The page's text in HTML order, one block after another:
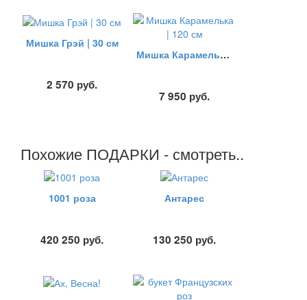
Мишка Грэй | 30 см
2 570 руб.
Мишка Карамелька | 120 см
7 950 руб.
Похожие ПОДАРКИ - смотреть..
1001 роза
420 250 руб.
Антарес
130 250 руб.